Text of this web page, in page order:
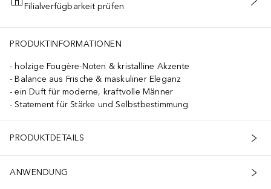
IN DEN WARENKORB
Filialverfügbarkeit prüfen
PRODUKTINFORMATIONEN
holzige Fougère-Noten & kristalline Akzente
Balance aus Frische & maskuliner Eleganz
ein Duft für moderne, kraftvolle Männer
Statement für Stärke und Selbstbestimmung
PRODUKTDETAILS
ANWENDUNG